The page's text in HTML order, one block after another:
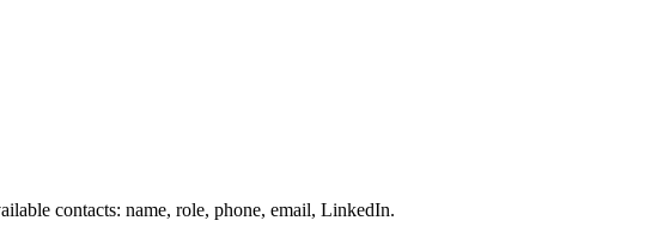
contacts: name, role, phone, email, LinkedIn.